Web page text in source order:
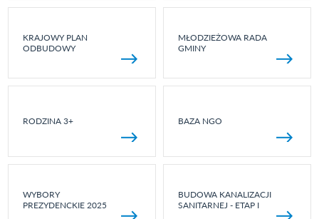
KRAJOWY PLAN
ODBUDOWY
MŁODZIEŻOWA RADA
GMINY
RODZINA 3+ BAZA NGO
WYBORY
PREZYDENCKIE 2025
BUDOWA KANALIZACJI
SANITARNEJ - ETAP I